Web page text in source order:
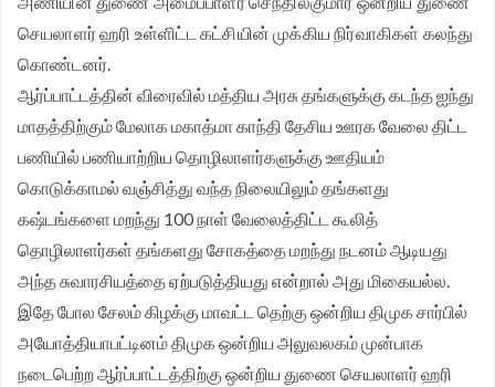
செயலாளர் ஹரி உள்ளிட்ட கட்சியின் முக்கிய நிர்வாகிகள் கலந்து
கொண்டனர்.
ஆர்ப்பாட்டத்தின் விரைவில் மத்திய அரசு தங்களுக்கு கடந்த ஐந்து
மாதத்திற்கும் மேலாக மகாத்மா காந்தி தேசிய ஊரக வேலை திட்ட
பணியில் பணியாற்றிய தொழிலாளர்களுக்கு ஊதியம்
கொடுக்காமல் வஞ்சித்து வந்த நிலையிலும் தங்களது
கஷ்டங்களை மறந்து 100 நாள் வேலைத்திட்ட கூலித்
தொழிலாளர்கள் தங்களது சோகத்தை மறந்து நடனம் ஆடியது
அந்த சுவாரசியத்தை ஏற்படுத்தியது என்றால் அது மிகையல்ல.
இதே போல சேலம் கிழக்கு மாவட்ட தெற்கு ஒன்றிய திமுக சார்பில்
அயோத்தியாபட்டினம் திமுக ஒன்றிய அலுவலகம் முன்பாக
நடைபெற்ற ஆர்ப்பாட்டத்திற்கு ஒன்றிய துணை செயலாளர் ஹரி